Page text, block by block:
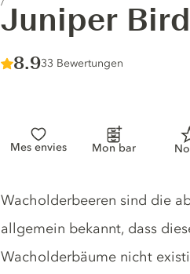
Juniper
Score :
8.9/ 10
33 Bewertungen
Mes envies Mon bar
Gin description
Wacholderbeeren sind die
allgemein bekannt, dass
Wacholderbäume nicht